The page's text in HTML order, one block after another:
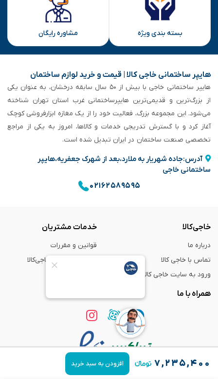
۷,۲۳۵,۴۰۰ افزودن به سبد خرید
بسته بندی ویژه مشاوره رایگان
هایپر ساختمانی خاجی‌ کالا | قیمت و خرید لوازم ساختمان
هایپر ساختمانی خاجی‌ با بیش از ۵۰ سال سابقه‌ درخشان، به عنوان یکی
از بزرگ‌ترین و قدیمی‌ترین هایپرساختمانی‌ غرب استان تهران شناخته
می‌شود. این مجموعه بزرگ، فعالیت خود را از یک مغازه ابزارفروشی کوچک
آغاز کرد و با گسترش تدریجی خدمات و کالاها، امروز به یکی از مراجع
تخصصی صنعت ساختمان در ایران تبدیل شده است.
آدرس:جاده شهریار به ملارد،بعد از شهرک جعفریه،هایپر
ساختمانی خاجی
۰۲۱۶۲۵۸۹۵۹۵
خاجی‌کالا
درباره ما
تماس با خاجی کالا
ورود به سایت خاجی‌ کالا
خدمات مشتریان
قوانین و مقررات
راهنمای خرید از خاجی‌کالا
همراه با ما